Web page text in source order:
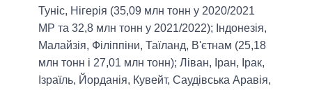
Туніс, Нігерія (35,09 млн тонн у 2020/2021
МР та 32,8 млн тонн у 2021/2022); Індонезія,
Малайзія, Філіппіни, Таїланд, В'єтнам (25,18
млн тонн і 27,01 млн тонн); Ліван, Іран, Ірак,
Ізраїль, Йорданія, Кувейт, Саудівська Аравія,